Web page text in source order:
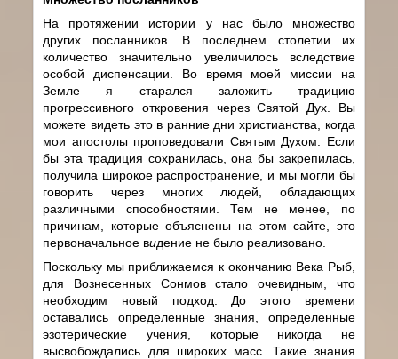
На протяжении истории у нас было множество
других посланников. В последнем столетии их
количество значительно увеличилось вследствие
особой диспенсации. Во время моей миссии на
Земле я старался заложить традицию
прогрессивного откровения через Святой Дух. Вы
можете видеть это в ранние дни христианства, когда
мои апостолы проповедовали Святым Духом. Если
бы эта традиция сохранилась, она бы закрепилась,
получила широкое распространение, и мы могли бы
говорить через многих людей, обладающих
различными способностями. Тем не менее, по
причинам, которые объяснены на этом сайте, это
первоначальное видение не было реализовано.
Поскольку мы приближаемся к окончанию Века Рыб,
для Вознесенных Сонмов стало очевидным, что
необходим новый подход. До этого времени
оставались определенные знания, определенные
эзотерические учения, которые никогда не
высвобождались для широких масс. Такие знания